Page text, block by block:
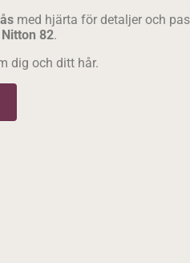
med hjärta för detaljer och
Nitton 82.
dig och ditt hår.